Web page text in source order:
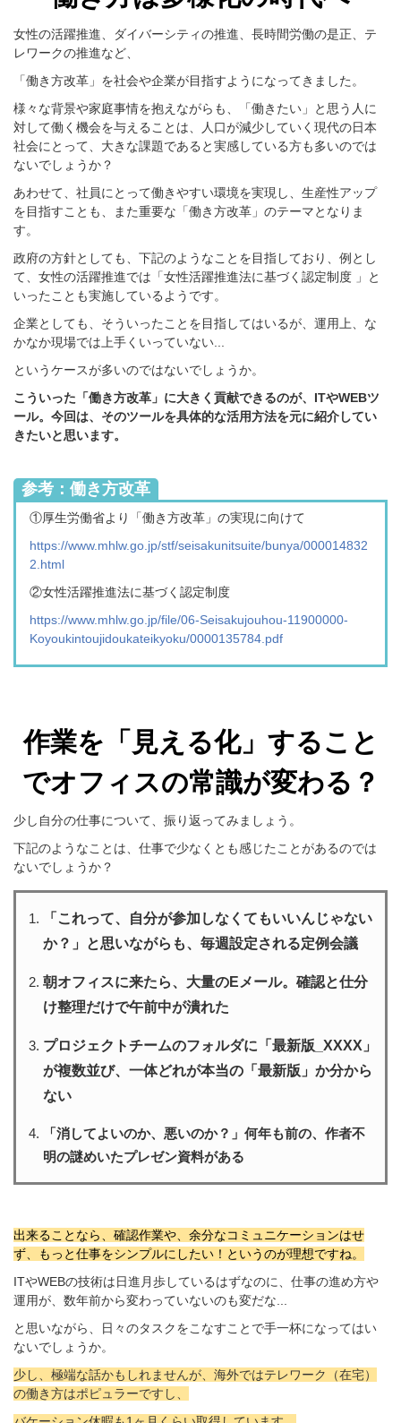
女性の活躍推進、
ダイバーシティの推進、長時間労働の是正、テ
レワークの推進など、
「働き方改革」を社会や企業が目指すようになってきました。
様々な背景や家庭事情を抱えながらも、「働きたい」と思う人に
対して働く機会を与えることは、人口が減少していく現代の日本
社会にとって、大きな課題であると実感している方も多いのでは
ないでしょうか？
あわせて、社員にとって働きやすい環境を実現し、生産性アップ
を目指すことも、また重要な「働き方改革」のテーマとなりま
す。
政府の方針としても、下記のようなことを目指しており、例とし
て、女性の活躍推進では「女性活躍推進法に基づく認定制度 」と
いったことも実施しているようです。
企業としても、そういったことを目指してはいるが、 運用上、な
かなか現場では上手くいっていない...
というケースが多いのではないでしょうか。
こういった「働き方改革」に大きく貢献できるのが、ITやWEBツ
ール。 今回は、そのツールを具体的な活用方法を元に紹介してい
きたいと思います。
参考： 働き方改革
①厚生労働省より「働き方改革」の実現に向けて
https://www.mhlw.go.jp/stf/seisakunitsuite/bunya/000014832
2.html
②女性活躍推進法に基づく認定制度
https://www.mhlw.go.jp/file/06-Seisakujouhou-11900000-
Koyoukintoujidoukateikyoku/0000135784.pdf
作業を「見える化」すること
でオフィスの常識が変わる？
少し自分の仕事について、振り返ってみましょう。
下記のようなことは、仕事で少なくとも感じたことがあるのでは
ないでしょうか？
「これって、自分が参加しなくてもいいんじゃない
か？」と思いながらも、毎週設定される定例会議
朝オフィスに来たら、大量のEメール。確認と仕分
け整理だけで午前中が潰れた
プロジェクトチームのフォルダに「最新版_XXXX」
が複数並び、一体どれが本当の「最新版」か分から
ない
「消してよいのか、悪いのか？」何年も前の、作者不
明の謎めいたプレゼン資料がある
出来ることなら、確認作業や、余分なコミュニケーションはせ
ず、もっと仕事をシンプルにしたい！というのが理想ですね。
ITやWEBの技術は日進月歩しているはずなのに、仕事の進め方や
運用が、数年前から変わっていないのも変だな...
と思いながら、日々のタスクをこなすことで手一杯になってはい
ないでしょうか。
少し、極端な話かもしれませんが、海外ではテレワーク（在宅）
の働き方はポピュラーですし、